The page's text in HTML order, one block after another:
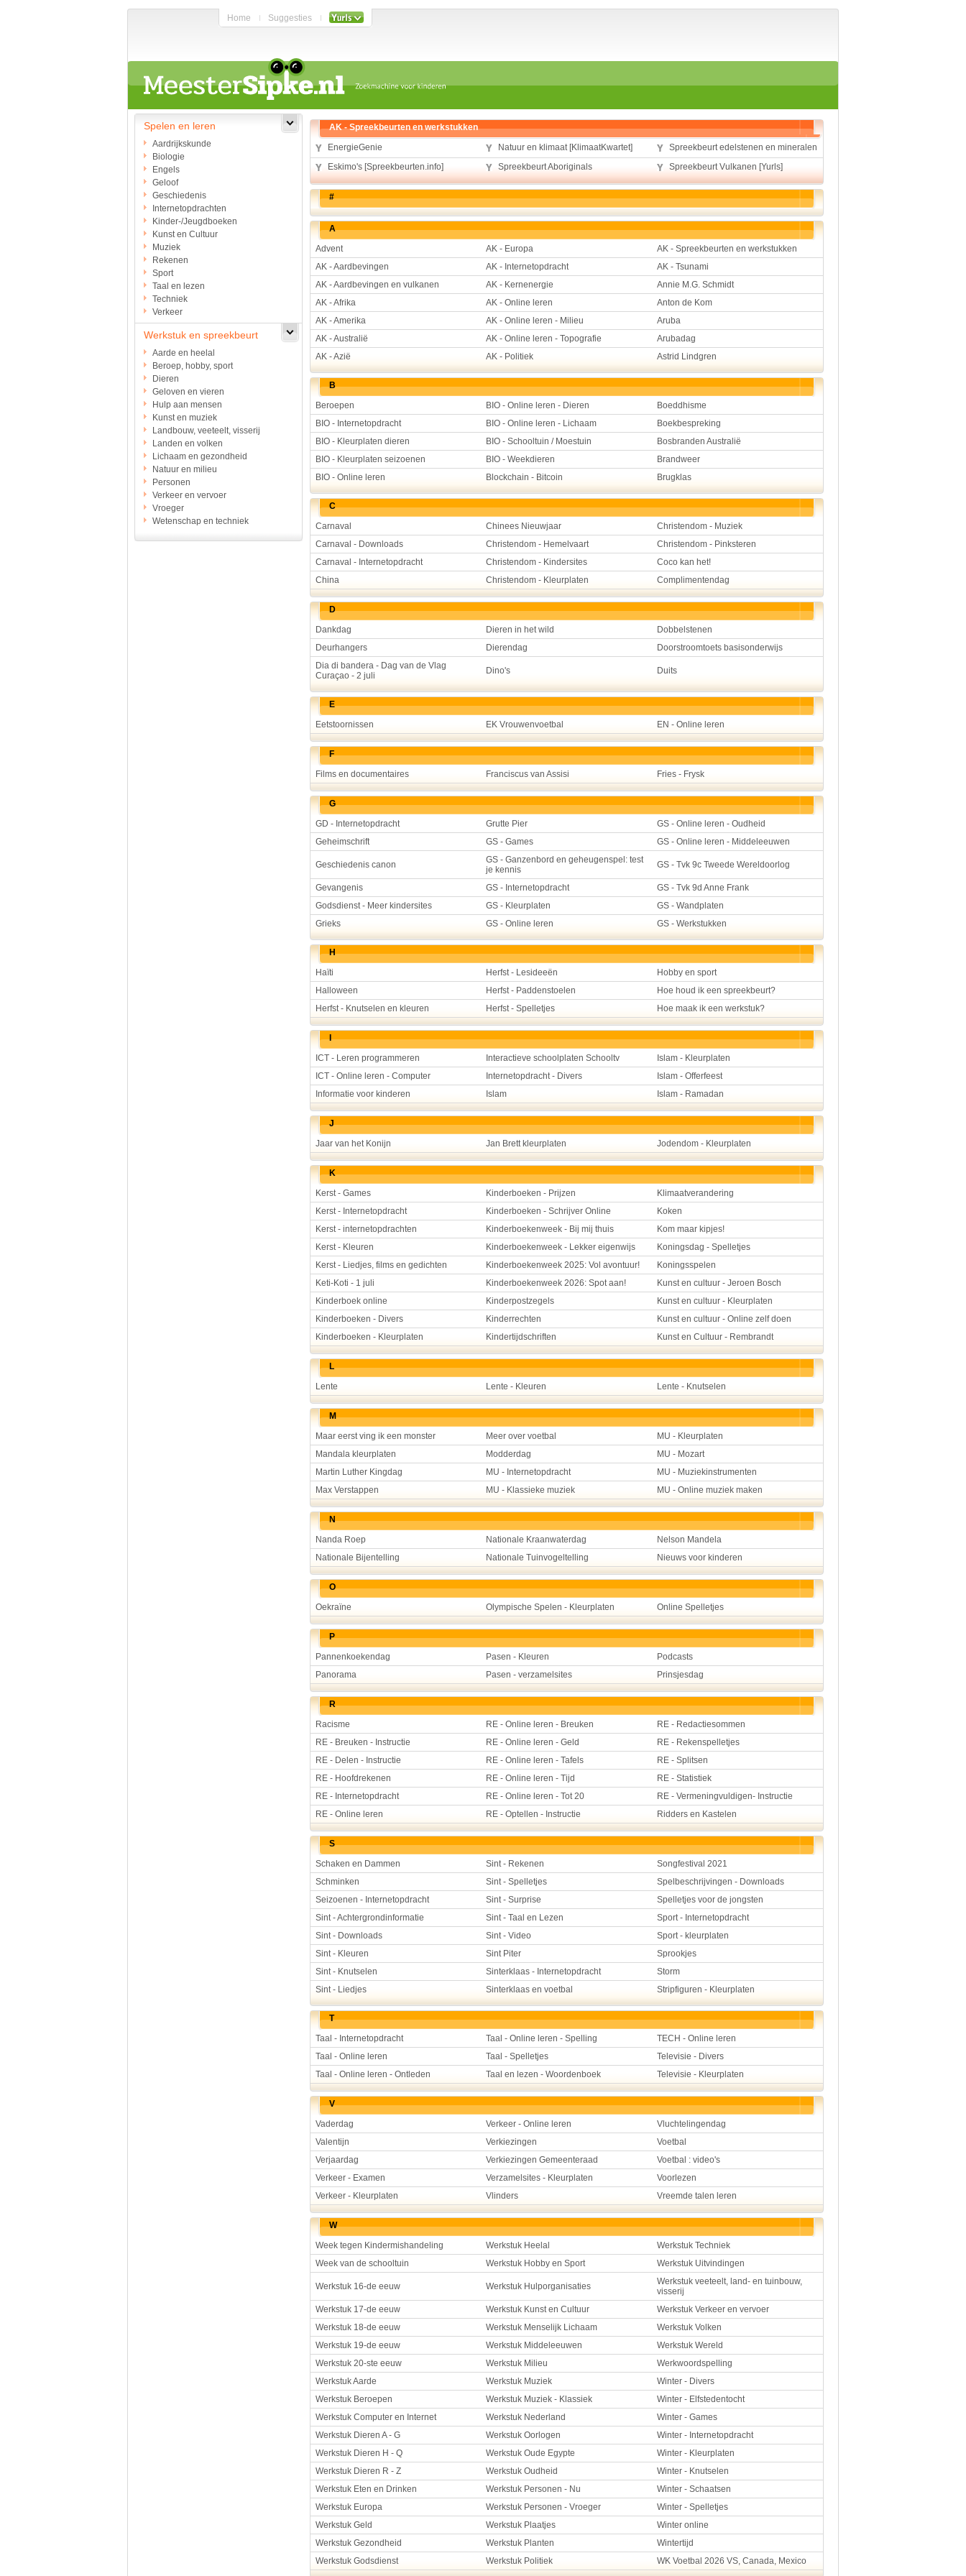
Home Suggesties
Spelen en leren
Aardrijkskunde
Biologie
Engels
Geloof
Geschiedenis
Internetopdrachten
Kinder-/Jeugdboeken
Kunst en Cultuur
Muziek
Rekenen
Sport
Taal en lezen
Techniek
Verkeer
Werkstuk en spreekbeurt
Aarde en heelal
Beroep, hobby, sport
Dieren
Geloven en vieren
Hulp aan mensen
Kunst en muziek
Landbouw, veeteelt, visserij
Landen en volken
Lichaam en gezondheid
Natuur en milieu
Personen
Verkeer en vervoer
Vroeger
Wetenschap en techniek
AK - Spreekbeurten en werkstukken
EnergieGenie
Natuur en klimaat [KlimaatKwartet]
Spreekbeurt edelstenen en mineralen
Eskimo's [Spreekbeurten.info]
Spreekbeurt Aboriginals Spreekbeurt Vulkanen [Yurls]
#
A
Advent
AK - Europa
AK - Spreekbeurten en werkstukken
AK - Aardbevingen
AK - Internetopdracht
AK - Tsunami
AK - Aardbevingen en vulkanen
AK - Kernenergie
Annie M.G. Schmidt
AK - Afrika
AK - Online leren
Anton de Kom
AK - Amerika
AK - Online leren - Milieu
Aruba
AK - Australië
AK - Online leren - Topografie
Arubadag
AK - Azië
AK - Politiek Astrid Lindgren
B
Beroepen
BIO - Online leren - Dieren
Boeddhisme
BIO - Internetopdracht
BIO - Online leren - Lichaam
Boekbespreking
BIO - Kleurplaten dieren
BIO - Schooltuin / Moestuin
Bosbranden Australië
BIO - Kleurplaten seizoenen
BIO - Weekdieren
Brandweer
BIO - Online leren
Blockchain - Bitcoin Brugklas
C
Carnaval
Chinees Nieuwjaar
Christendom - Muziek
Carnaval - Downloads
Christendom - Hemelvaart
Christendom - Pinksteren
Carnaval - Internetopdracht
Christendom - Kindersites
Coco kan het!
China
Christendom - Kleurplaten Complimentendag
D
Dankdag
Dieren in het wild
Dobbelstenen
Deurhangers
Dierendag
Doorstroomtoets basisonderwijs
Dia di bandera - Dag van de Vlag
Curaçao - 2 juli
Dino's Duits
E
Eetstoornissen
EK Vrouwenvoetbal EN - Online leren
F
Films en documentaires
Franciscus van Assisi Fries - Frysk
G
GD - Internetopdracht
Grutte Pier
GS - Online leren - Oudheid
Geheimschrift
GS - Games GS - Online leren - Middeleeuwen
Geschiedenis canon
GS - Ganzenbord en geheugenspel: test
je kennis
GS - Tvk 9c Tweede Wereldoorlog
Gevangenis GS - Internetopdracht
GS - Tvk 9d Anne Frank
Godsdienst - Meer kindersites
GS - Kleurplaten
GS - Wandplaten
Grieks
GS - Online leren GS - Werkstukken
H
Haïti
Herfst - Lesideeën
Hobby en sport
Halloween
Herfst - Paddenstoelen
Hoe houd ik een spreekbeurt?
Herfst - Knutselen en kleuren
Herfst - Spelletjes Hoe maak ik een werkstuk?
I
ICT - Leren programmeren
Interactieve schoolplaten Schooltv
Islam - Kleurplaten
ICT - Online leren - Computer
Internetopdracht - Divers
Islam - Offerfeest
Informatie voor kinderen
Islam Islam - Ramadan
J
Jaar van het Konijn
Jan Brett kleurplaten Jodendom - Kleurplaten
K
Kerst - Games
Kinderboeken - Prijzen
Klimaatverandering
Kerst - Internetopdracht
Kinderboeken - Schrijver Online
Koken
Kerst - internetopdrachten
Kinderboekenweek - Bij mij thuis
Kom maar kipjes!
Kerst - Kleuren
Kinderboekenweek - Lekker eigenwijs
Koningsdag - Spelletjes
Kerst - Liedjes, films en gedichten
Kinderboekenweek 2025: Vol avontuur!
Koningsspelen
Keti-Koti - 1 juli
Kinderboekenweek 2026: Spot aan!
Kunst en cultuur - Jeroen Bosch
Kinderboek online
Kinderpostzegels
Kunst en cultuur - Kleurplaten
Kinderboeken - Divers
Kinderrechten
Kunst en cultuur - Online zelf doen
Kinderboeken - Kleurplaten
Kindertijdschriften Kunst en Cultuur - Rembrandt
L
Lente
Lente - Kleuren Lente - Knutselen
M
Maar eerst ving ik een monster
Meer over voetbal
MU - Kleurplaten
Mandala kleurplaten
Modderdag
MU - Mozart
Martin Luther Kingdag
MU - Internetopdracht
MU - Muziekinstrumenten
Max Verstappen
MU - Klassieke muziek MU - Online muziek maken
N
Nanda Roep
Nationale Kraanwaterdag
Nelson Mandela
Nationale Bijentelling
Nationale Tuinvogeltelling Nieuws voor kinderen
O
Oekraïne
Olympische Spelen - Kleurplaten Online Spelletjes
P
Pannenkoekendag
Pasen - Kleuren
Podcasts
Panorama
Pasen - verzamelsites Prinsjesdag
R
Racisme
RE - Online leren - Breuken
RE - Redactiesommen
RE - Breuken - Instructie
RE - Online leren - Geld
RE - Rekenspelletjes
RE - Delen - Instructie
RE - Online leren - Tafels
RE - Splitsen
RE - Hoofdrekenen
RE - Online leren - Tijd
RE - Statistiek
RE - Internetopdracht
RE - Online leren - Tot 20
RE - Vermeningvuldigen- Instructie
RE - Online leren
RE - Optellen - Instructie Ridders en Kastelen
S
Schaken en Dammen
Sint - Rekenen
Songfestival 2021
Schminken
Sint - Spelletjes
Spelbeschrijvingen - Downloads
Seizoenen - Internetopdracht
Sint - Surprise
Spelletjes voor de jongsten
Sint - Achtergrondinformatie
Sint - Taal en Lezen
Sport - Internetopdracht
Sint - Downloads
Sint - Video
Sport - kleurplaten
Sint - Kleuren
Sint Piter
Sprookjes
Sint - Knutselen
Sinterklaas - Internetopdracht
Storm
Sint - Liedjes
Sinterklaas en voetbal Stripfiguren - Kleurplaten
T
Taal - Internetopdracht
Taal - Online leren - Spelling
TECH - Online leren
Taal - Online leren
Taal - Spelletjes
Televisie - Divers
Taal - Online leren - Ontleden
Taal en lezen - Woordenboek Televisie - Kleurplaten
V
Vaderdag
Verkeer - Online leren
Vluchtelingendag
Valentijn
Verkiezingen
Voetbal
Verjaardag
Verkiezingen Gemeenteraad
Voetbal : video's
Verkeer - Examen
Verzamelsites - Kleurplaten
Voorlezen
Verkeer - Kleurplaten
Vlinders Vreemde talen leren
W
Week tegen Kindermishandeling
Werkstuk Heelal
Werkstuk Techniek
Week van de schooltuin
Werkstuk Hobby en Sport Werkstuk Uitvindingen
Werkstuk 16-de eeuw Werkstuk Hulporganisaties
Werkstuk veeteelt, land- en tuinbouw,
visserij
Werkstuk 17-de eeuw
Werkstuk Kunst en Cultuur
Werkstuk Verkeer en vervoer
Werkstuk 18-de eeuw
Werkstuk Menselijk Lichaam
Werkstuk Volken
Werkstuk 19-de eeuw
Werkstuk Middeleeuwen
Werkstuk Wereld
Werkstuk 20-ste eeuw
Werkstuk Milieu
Werkwoordspelling
Werkstuk Aarde
Werkstuk Muziek
Winter - Divers
Werkstuk Beroepen
Werkstuk Muziek - Klassiek
Winter - Elfstedentocht
Werkstuk Computer en Internet
Werkstuk Nederland
Winter - Games
Werkstuk Dieren A - G
Werkstuk Oorlogen
Winter - Internetopdracht
Werkstuk Dieren H - Q
Werkstuk Oude Egypte
Winter - Kleurplaten
Werkstuk Dieren R - Z
Werkstuk Oudheid
Winter - Knutselen
Werkstuk Eten en Drinken
Werkstuk Personen - Nu
Winter - Schaatsen
Werkstuk Europa
Werkstuk Personen - Vroeger
Winter - Spelletjes
Werkstuk Geld
Werkstuk Plaatjes
Winter online
Werkstuk Gezondheid
Werkstuk Planten
Wintertijd
Werkstuk Godsdienst
Werkstuk Politiek WK Voetbal 2026 VS, Canada, Mexico